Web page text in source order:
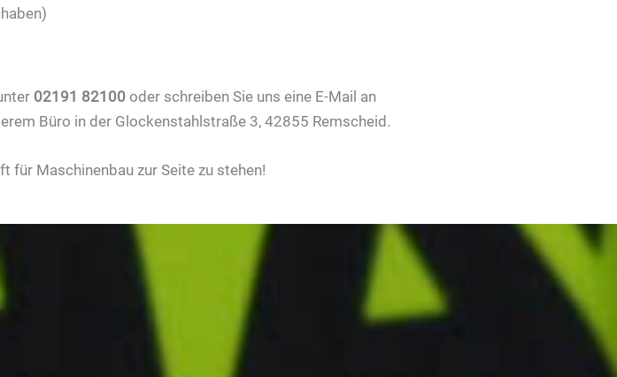
02191 82100 oder schreiben Sie uns eine E-Mail an
Büro in der Glockenstahlstraße 3, 42855 Remscheid.
für Maschinenbau zur Seite zu stehen!